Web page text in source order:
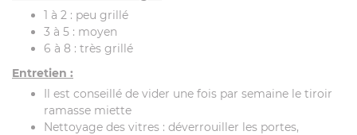
1 à 2 : peu grillé
3 à 5 : moyen
6 à 8 : très grillé
Entretien :
Il est conseillé de vider une fois par semaine le tiroir
ramasse miette
Nettoyage des vitres : déverrouiller les portes,